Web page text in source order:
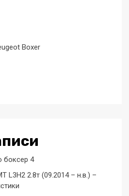
Boxer
боксер 4
L3H2 2.8т (09.2014 – н.в.) –